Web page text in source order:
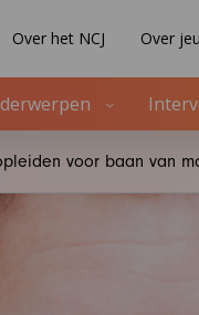
Over het NCJ Over
voor baan van